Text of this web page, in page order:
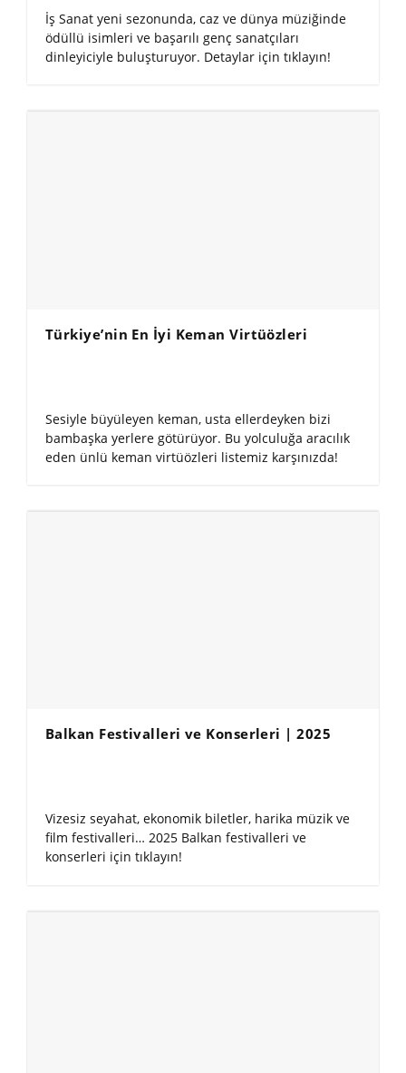
İş Sanat yeni sezonunda, caz ve dünya müziğinde
ödüllü isimleri ve başarılı genç sanatçıları
dinleyiciyle buluşturuyor. Detaylar için tıklayın!
Türkiye’nin En İyi Keman Virtüözleri
Sesiyle büyüleyen keman, usta ellerdeyken bizi
bambaşka yerlere götürüyor. Bu yolculuğa aracılık
eden ünlü keman virtüözleri listemiz karşınızda!
Balkan Festivalleri ve Konserleri | 2025
Vizesiz seyahat, ekonomik biletler, harika müzik ve
film festivalleri… 2025 Balkan festivalleri ve
konserleri için tıklayın!